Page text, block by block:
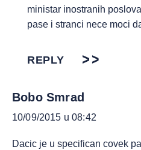
ministar inostranih
pase i stranci nece moci
REPLY
Bobo Smrad
10/09/2015 u 08:42
Dacic je u specifican covek